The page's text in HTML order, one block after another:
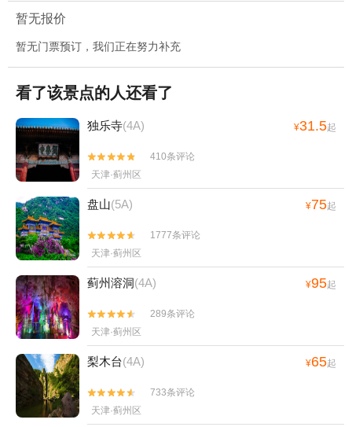
暂无报价
暂无门票预订，我们正在努力补充
看了该景点的人还看了
独乐寺(4A) ¥31.5起


410条评论
天津·蓟州区
盘山(5A) ¥75起


1777条评论
天津·蓟州区
蓟州溶洞(4A) ¥95起


289条评论
天津·蓟州区
梨木台(4A) ¥65起


733条评论
天津·蓟州区